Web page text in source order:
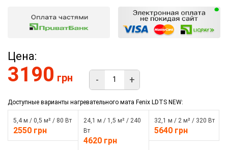
Цена:
3190 грн - +
Доступные варианты нагревательного мата Fenix LDTS NEW:
5,4 м / 0,5 м² / 80 Вт
2550 грн
24,1 м / 1,5 м² / 240
Вт
4620 грн
32,1 м / 2 м² / 320 Вт
5640 грн